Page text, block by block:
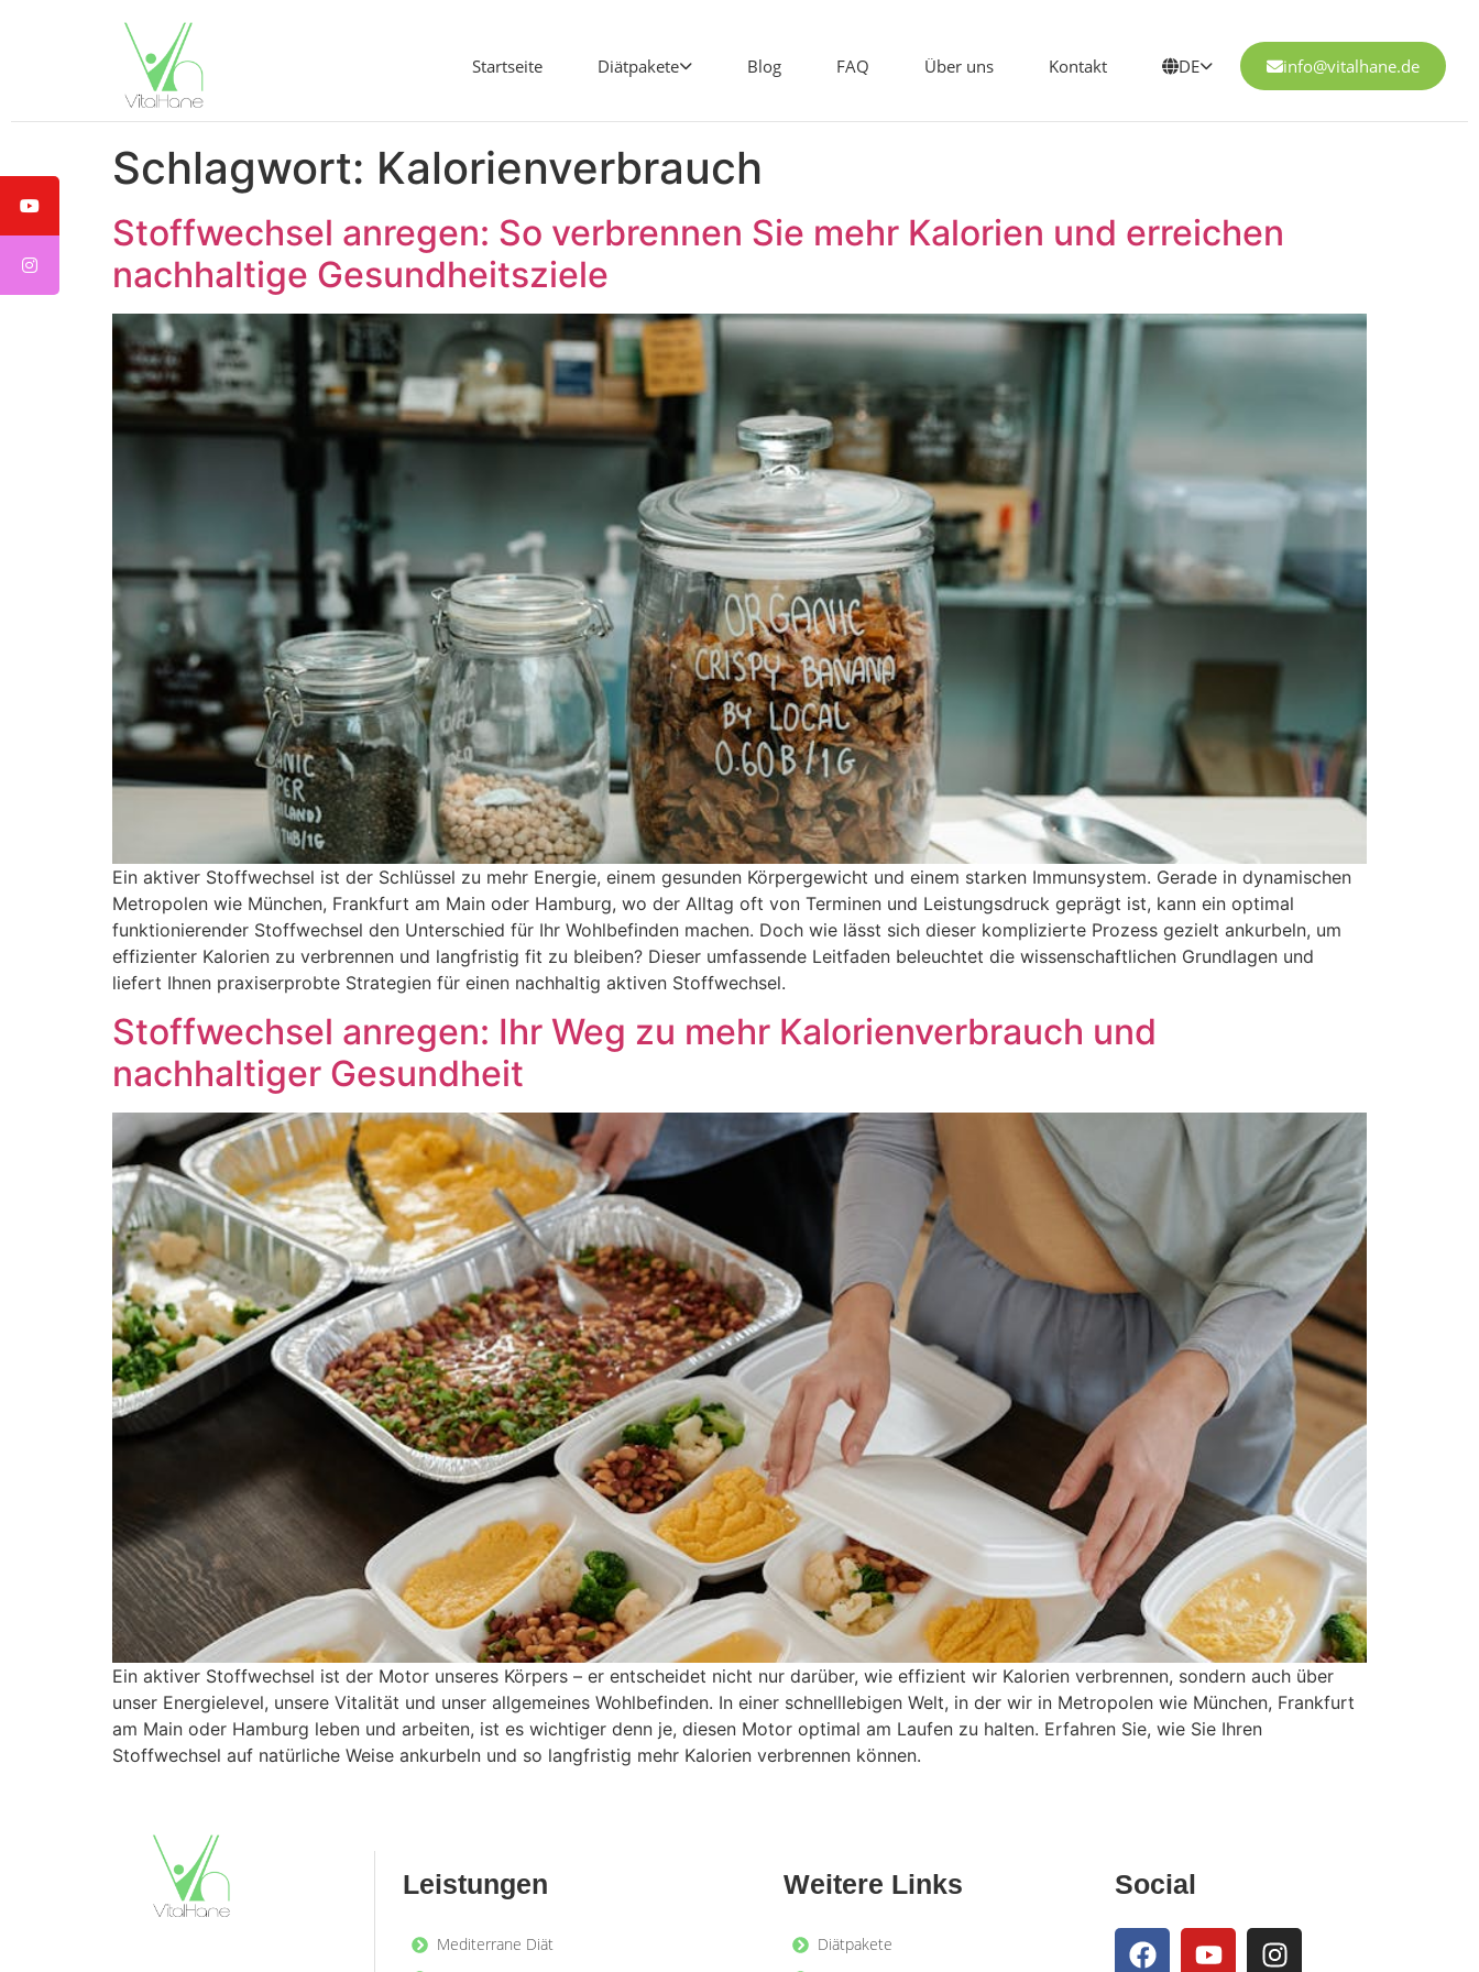
Startseite Diätpakete Blog FAQ Über uns Kontakt DE info@vitalhane.de
Schlagwort: Kalorienverbrauch
Stoffwechsel anregen: So verbrennen Sie mehr Kalorien und erreichen
nachhaltige Gesundheitsziele
Ein aktiver Stoffwechsel ist der Schlüssel zu mehr Energie, einem gesunden Körpergewicht und einem starken Immunsystem. Gerade in dynamischen
Metropolen wie München, Frankfurt am Main oder Hamburg, wo der Alltag oft von Terminen und Leistungsdruck geprägt ist, kann ein optimal
funktionierender Stoffwechsel den Unterschied für Ihr Wohlbefinden machen. Doch wie lässt sich dieser komplizierte Prozess gezielt ankurbeln, um
effizienter Kalorien zu verbrennen und langfristig fit zu bleiben? Dieser umfassende Leitfaden beleuchtet die wissenschaftlichen Grundlagen und
liefert Ihnen praxiserprobte Strategien für einen nachhaltig aktiven Stoffwechsel.
Stoffwechsel anregen: Ihr Weg zu mehr Kalorienverbrauch und
nachhaltiger Gesundheit
Ein aktiver Stoffwechsel ist der Motor unseres Körpers – er entscheidet nicht nur darüber, wie effizient wir Kalorien verbrennen, sondern auch über
unser Energielevel, unsere Vitalität und unser allgemeines Wohlbefinden. In einer schnelllebigen Welt, in der wir in Metropolen wie München, Frankfurt
am Main oder Hamburg leben und arbeiten, ist es wichtiger denn je, diesen Motor optimal am Laufen zu halten. Erfahren Sie, wie Sie Ihren
Stoffwechsel auf natürliche Weise ankurbeln und so langfristig mehr Kalorien verbrennen können.
Leistungen
Mediterrane Diät
Weitere Links
Diätpakete
Social